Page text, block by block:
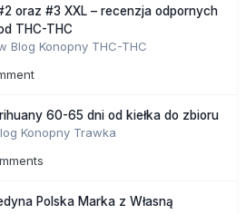
oraz #3 XXL – recenzja odpornych
THC-THC
Blog Konopny THC-THC
60-65 dni od kiełka do zbioru
Konopny Trawka
Polska Marka z Własną